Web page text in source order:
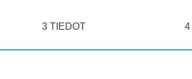
3 TIEDOT 4